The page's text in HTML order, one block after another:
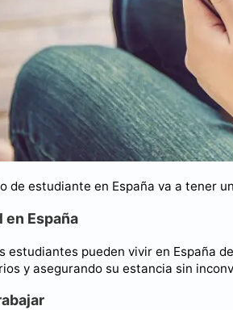
de estudiante en España va a tener
en España
estudiantes pueden vivir en España
y asegurando su estancia sin